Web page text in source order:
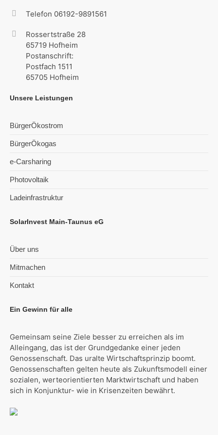
Telefon 06192-9891561
Rossertstraße 28
65719 Hofheim
Postanschrift:
Postfach 1511
65705 Hofheim
Unsere Leistungen
BürgerÖkostrom
BürgerÖkogas
e-Carsharing
Photovoltaik
Ladeinfrastruktur
SolarInvest Main-Taunus eG
Über uns
Mitmachen
Kontakt
Ein Gewinn für alle
Gemeinsam seine Ziele besser zu erreichen als im
Alleingang, das ist der Grundgedanke einer jeden
Genossenschaft. Das uralte Wirtschaftsprinzip boomt.
Genossenschaften gelten heute als Zukunftsmodell einer
sozialen, werteorientierten Marktwirtschaft und haben
sich in Konjunktur- wie in Krisenzeiten bewährt.